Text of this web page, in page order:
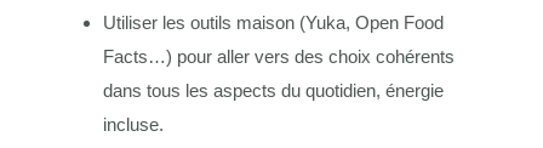
Utiliser les outils maison (Yuka, Open Food
Facts…) pour aller vers des choix cohérents
dans tous les aspects du quotidien, énergie
incluse.